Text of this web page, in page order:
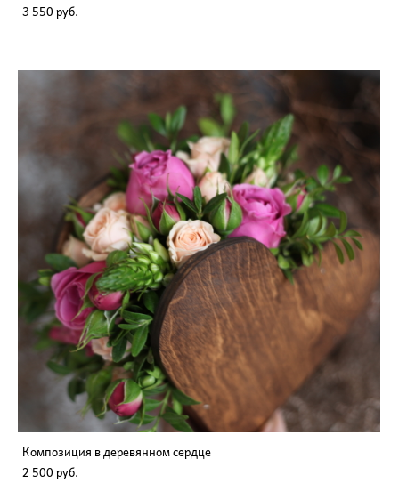
3 550 pуб.
Композиция в деревянном сердце
2 500 pуб.